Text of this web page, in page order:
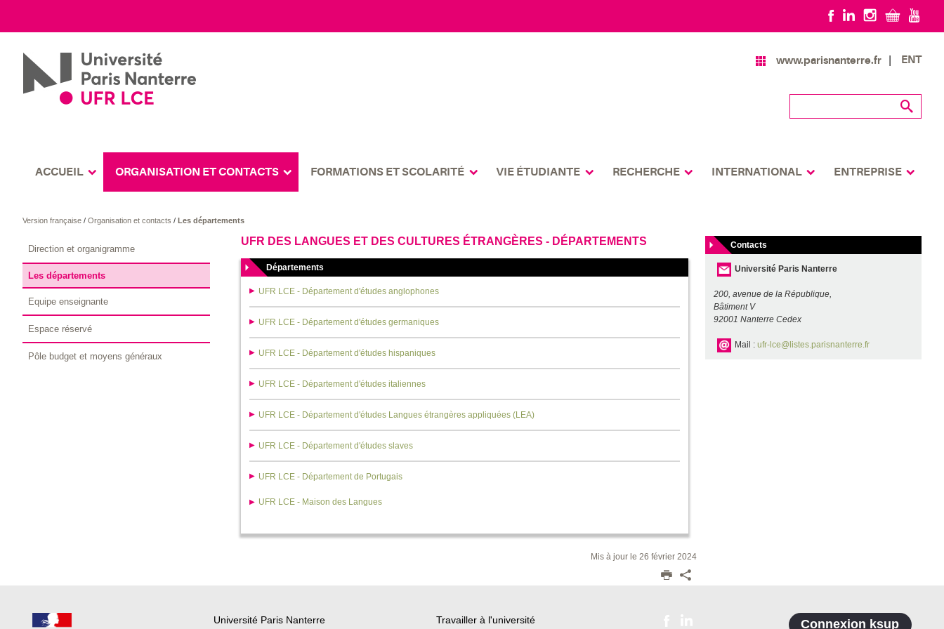
www.parisnanterre.fr ENT
ACCUEIL ORGANISATION ET CONTACTS FORMATIONS ET SCOLARITÉ VIE ÉTUDIANTE RECHERCHE INTERNATIONAL ENTREPRISE
Version française/ Organisation et contacts/ Les départements
UFR DES LANGUES ET DES CULTURES ÉTRANGÈRES - DÉPARTEMENTS
Départements
UFR LCE - Département d'études anglophones
UFR LCE - Département d'études germaniques
UFR LCE - Département d'études hispaniques
UFR LCE - Département d'études italiennes
UFR LCE - Département d'études Langues étrangères appliquées (LEA)
UFR LCE - Département d'études slaves
UFR LCE - Département de Portugais
UFR LCE - Maison des Langues
Mis à jour le 26 février 2024
Contacts
Université Paris Nanterre
200, avenue de la République,
Bâtiment V
92001 Nanterre Cedex
Mail : ufr-lce@listes.parisnanterre.fr
Direction et organigramme
Les départements
Equipe enseignante
Espace réservé
Pôle budget et moyens généraux
Université Paris Nanterre
Travailler à l'université
Connexion ksup